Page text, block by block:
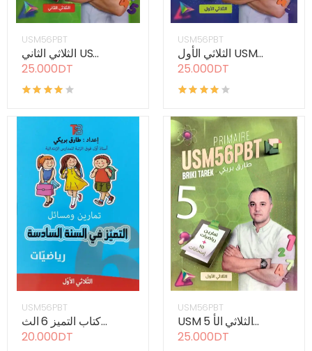
USM56PBT
الثلاثي الثاني US...
25.000DT
USM56PBT
الثلاثي الأول USM...
25.000DT
USM56PBT
كتاب التميز 6 الث...
20.000DT
USM56PBT
USM 5 الثلاثي الأ...
25.000DT